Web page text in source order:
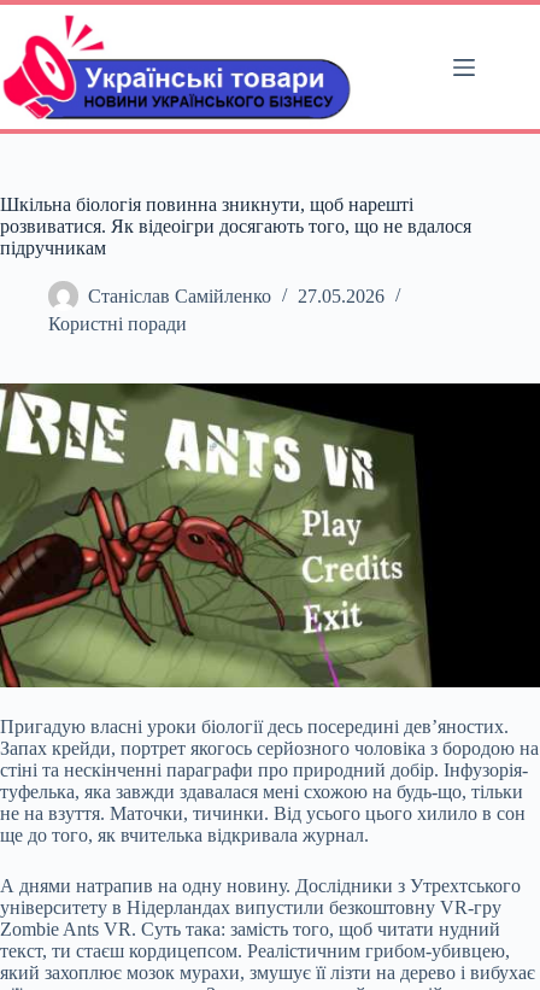
Перейти
вмісту
Шкільна біологія повинна зникнути, щоб нарешті
розвиватися. Як відеоігри досягають того, що не вдалося
підручникам
Станіслав Самійленко
27.05.2026
Користні поради
Пригадую власні уроки біології десь посередині дев’яностих.
Запах крейди, портрет якогось серйозного чоловіка з бородою на
стіні та нескінченні параграфи про природний добір. Інфузорія-
туфелька, яка завжди здавалася мені схожою на будь-що, тільки
не на взуття. Маточки, тичинки. Від усього цього хилило в сон
ще до того, як вчителька відкривала журнал.
А днями натрапив на одну новину. Дослідники з Утрехтського
університету в Нідерландах випустили безкоштовну VR-гру
Zombie Ants VR. Суть така: замість того, щоб читати нудний
текст, ти стаєш кордицепсом. Реалістичним грибом-убивцею,
який захоплює мозок мурахи, змушує її лізти на дерево і вибухає